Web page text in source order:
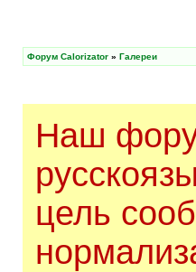
Форум Calorizator » Галереи
Наш
цель